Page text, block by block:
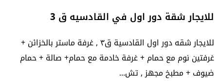
للايجار شقة دور اول في القادسيه ق 3
للايجار شقه دور اول القادسية ق٣ , غرفة ماستر بالخزائن +
غرفتين نوم مع حمام + غرفة خادمة مع حمام+ صالة + حمام
ضيوف + مطبخ مجهز , تش...